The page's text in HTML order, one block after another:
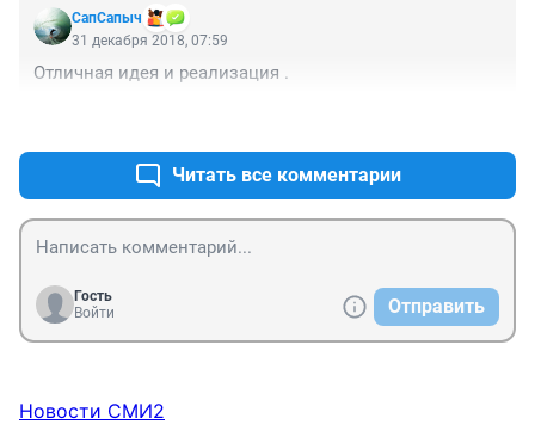
СапСапыч
31 декабря 2018, 07:59
Отличная идея и реализация .
Читать все комментарии
Гость
Войти
Отправить
Новости СМИ2